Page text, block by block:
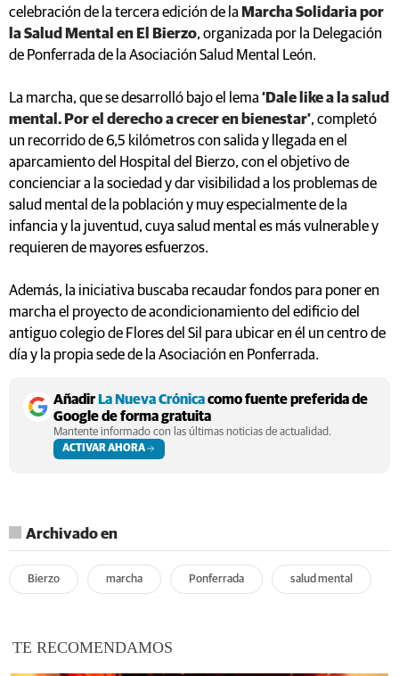
celebración de la tercera edición de la Marcha Solidaria por
la Salud Mental en El Bierzo, organizada por la Delegación
de Ponferrada de la Asociación Salud Mental León.
La marcha, que se desarrolló bajo el lema ‘Dale like a la salud
mental. Por el derecho a crecer en bienestar’, completó
un recorrido de 6,5 kilómetros con salida y llegada en el
aparcamiento del Hospital del Bierzo, con el objetivo de
concienciar a la sociedad y dar visibilidad a los problemas de
salud mental de la población y muy especialmente de la
infancia y la juventud, cuya salud mental es más vulnerable y
requieren de mayores esfuerzos.
Además, la iniciativa buscaba recaudar fondos para poner en
marcha el proyecto de acondicionamiento del edificio del
antiguo colegio de Flores del Sil para ubicar en él un centro de
día y la propia sede de la Asociación en Ponferrada.
AñadirLa Nueva Crónicacomo fuente preferida de
Google de forma gratuita
Mantente informado con las últimas noticias de actualidad.
ACTIVAR AHORA
Archivado en
Bierzo marcha Ponferrada salud mental
TE RECOMENDAMOS